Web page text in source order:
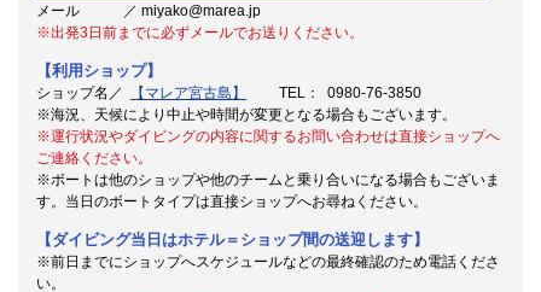
メール ／ miyako@marea.jp
※出発3日前までに必ずメールでお送りください。
【利用ショップ】
ショップ名／ 【マレア宮古島】
TEL： 0980-76-3850
※海況、天候により中止や時間が変更となる場合もございます。
※運行状況やダイビングの内容に関するお問い合わせは直接ショップへ
ご連絡ください。
※ボートは他のショップや他のチームと乗り合いになる場合もございま
す。当日のボートタイプは直接ショップへお尋ねください。
【ダイビング当日はホテル＝ショップ間の送迎します】
※前日までにショップへスケジュールなどの最終確認のため電話くださ
い。